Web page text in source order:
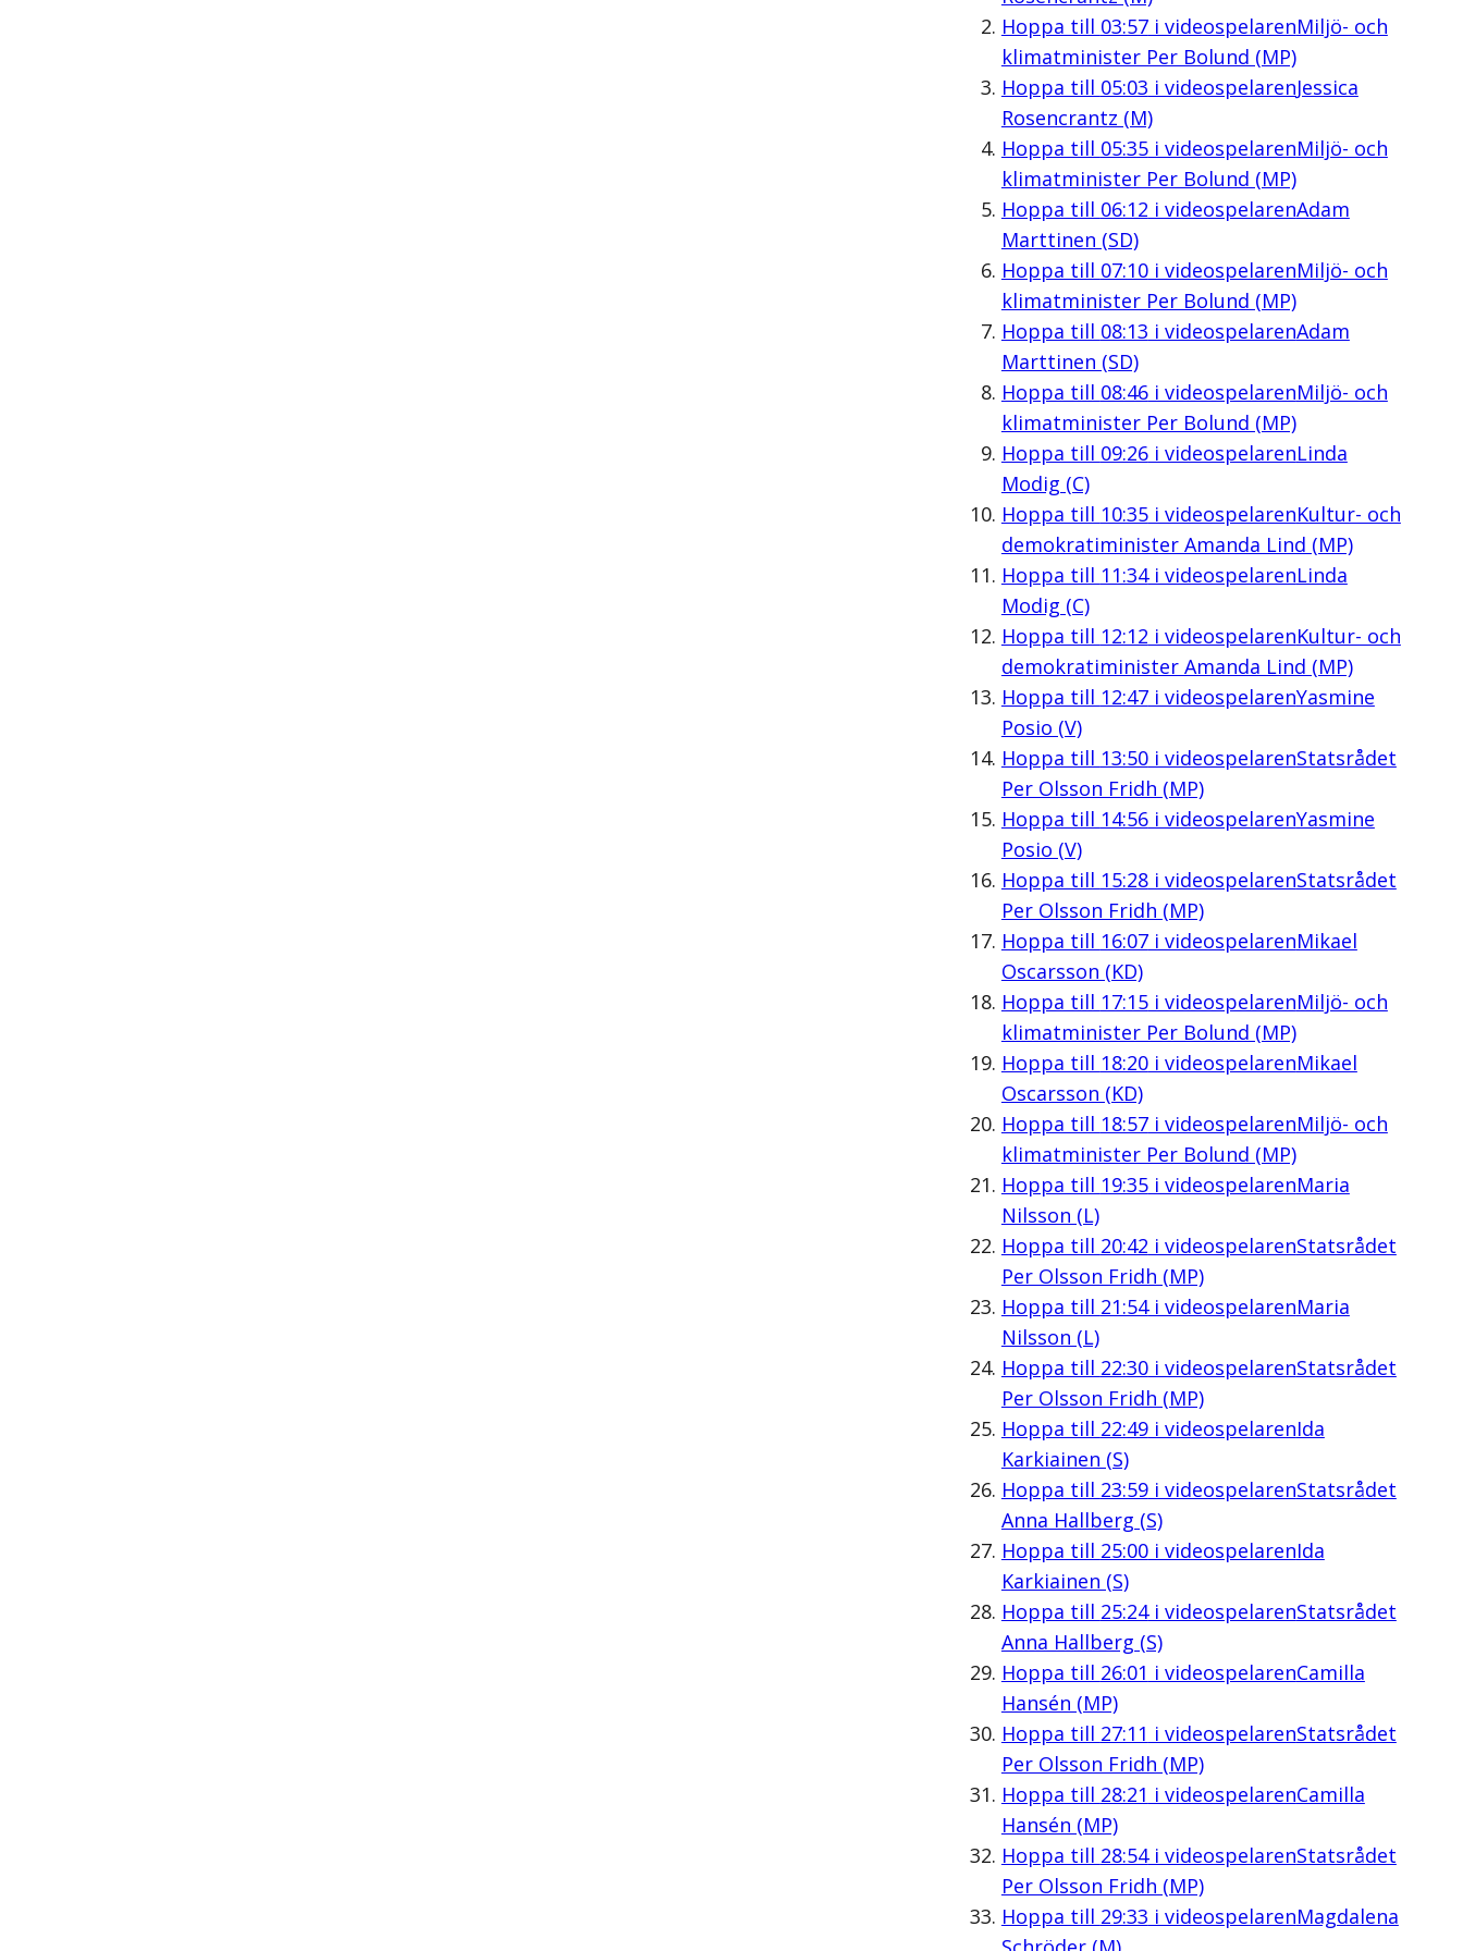
Hoppa till 03:57i videospelarenMiljö- och
klimatminister Per Bolund (MP)
Hoppa till 05:03 i videospelarenJessica
Rosencrantz (M)
Hoppa till 05:35i videospelarenMiljö- och
klimatminister Per Bolund (MP)
Hoppa till 06:12 i videospelarenAdam
Marttinen (SD)
Hoppa till 07:10i videospelarenMiljö- och
klimatminister Per Bolund (MP)
Hoppa till 08:13 i videospelarenAdam
Marttinen (SD)
Hoppa till 08:46i videospelarenMiljö- och
klimatminister Per Bolund (MP)
Hoppa till 09:26i videospelarenLinda
Modig (C)
Hoppa till 10:35i videospelarenKultur- och
demokratiminister Amanda Lind (MP)
Hoppa till 11:34i videospelarenLinda
Modig (C)
Hoppa till 12:12 i videospelarenKultur- och
demokratiminister Amanda Lind (MP)
Hoppa till 12:47i videospelarenYasmine
Posio (V)
Hoppa till 13:50i videospelarenStatsrådet
Per Olsson Fridh (MP)
Hoppa till 14:56i videospelarenYasmine
Posio (V)
Hoppa till 15:28i videospelarenStatsrådet
Per Olsson Fridh (MP)
Hoppa till 16:07i videospelarenMikael
Oscarsson (KD)
Hoppa till 17:15i videospelarenMiljö- och
klimatminister Per Bolund (MP)
Hoppa till 18:20i videospelarenMikael
Oscarsson (KD)
Hoppa till 18:57i videospelarenMiljö- och
klimatminister Per Bolund (MP)
Hoppa till 19:35i videospelarenMaria
Nilsson (L)
Hoppa till 20:42 i videospelarenStatsrådet
Per Olsson Fridh (MP)
Hoppa till 21:54i videospelarenMaria
Nilsson (L)
Hoppa till 22:30i videospelarenStatsrådet
Per Olsson Fridh (MP)
Hoppa till 22:49i videospelarenIda
Karkiainen (S)
Hoppa till 23:59i videospelarenStatsrådet
Anna Hallberg (S)
Hoppa till 25:00i videospelarenIda
Karkiainen (S)
Hoppa till 25:24i videospelarenStatsrådet
Anna Hallberg (S)
Hoppa till 26:01 i videospelarenCamilla
Hansén (MP)
Hoppa till 27:11 i videospelarenStatsrådet
Per Olsson Fridh (MP)
Hoppa till 28:21 i videospelarenCamilla
Hansén (MP)
Hoppa till 28:54i videospelarenStatsrådet
Per Olsson Fridh (MP)
Hoppa till 29:33 i videospelarenMagdalena